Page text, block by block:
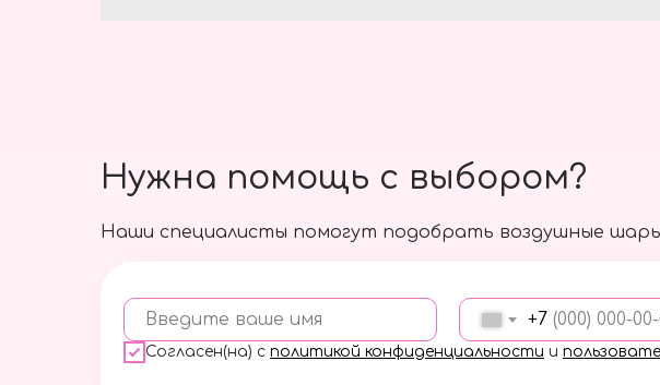
Наши специалисты помогут подобрать воздушные
Введите ваше имя +7
Согласен(на) с политикой конфиденциальности и
Нужна помощь с выбором?